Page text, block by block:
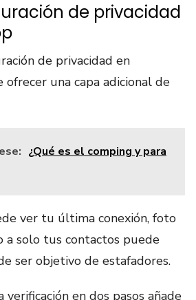
de privacidad
de privacidad en
una capa adicional de
¿Qué es el comping y para
ver tu última conexión, foto
a solo tus contactos puede
ser objetivo de estafadores.
verificación en dos pasos añade